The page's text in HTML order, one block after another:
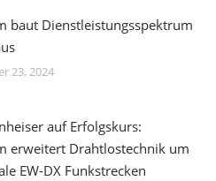
baut Dienstleistungsspektrum
23, 2024
auf Erfolgskurs:
erweitert Drahtlostechnik um
EW-DX Funkstrecken